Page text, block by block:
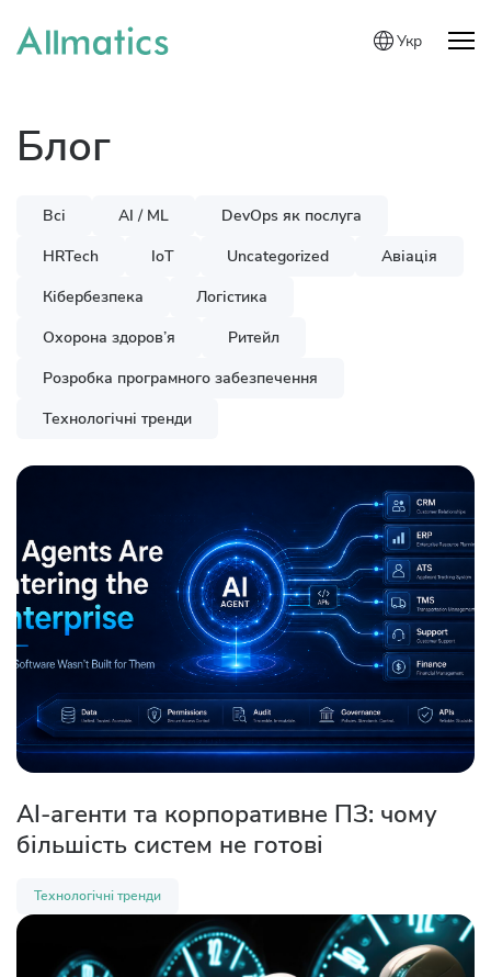
Укр
Блог
Всі AI / ML
DevOps як послуга
HRTech
IoT Uncategorized
Авіація
Кібербезпека
Логістика
Охорона здоров’я
Ритейл
Розробка програмного забезпечення
Технологічні тренди
AI-агенти та корпоративне ПЗ: чому
більшість систем не готові
Технологічні тренди